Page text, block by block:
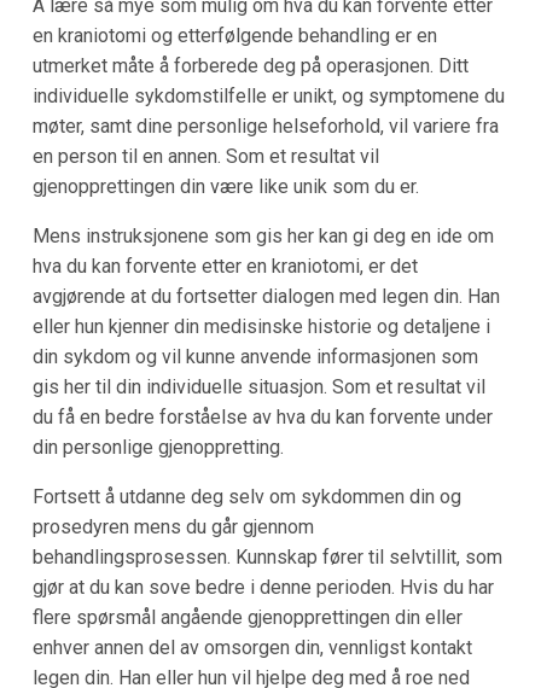
Å lære så mye som mulig om hva du kan forvente etter
en kraniotomi og etterfølgende behandling er en
utmerket måte å forberede deg på operasjonen. Ditt
individuelle sykdomstilfelle er unikt, og symptomene du
møter, samt dine personlige helseforhold, vil variere fra
en person til en annen. Som et resultat vil
gjenopprettingen din være like unik som du er.
Mens instruksjonene som gis her kan gi deg en ide om
hva du kan forvente etter en kraniotomi, er det
avgjørende at du fortsetter dialogen med legen din. Han
eller hun kjenner din medisinske historie og detaljene i
din sykdom og vil kunne anvende informasjonen som
gis her til din individuelle situasjon. Som et resultat vil
du få en bedre forståelse av hva du kan forvente under
din personlige gjenoppretting.
Fortsett å utdanne deg selv om sykdommen din og
prosedyren mens du går gjennom
behandlingsprosessen. Kunnskap fører til selvtillit, som
gjør at du kan sove bedre i denne perioden. Hvis du har
flere spørsmål angående gjenopprettingen din eller
enhver annen del av omsorgen din, vennligst kontakt
legen din. Han eller hun vil hjelpe deg med å roe ned